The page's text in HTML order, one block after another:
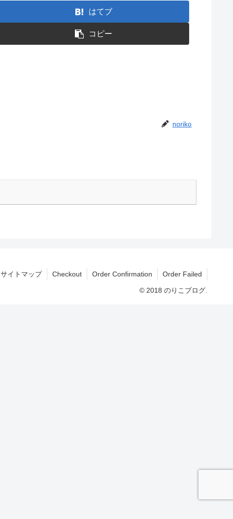
はてブ
コピー
noriko
サイトマップ Checkout Order Confirmation Order Failed
© 2018 のりこブログ.